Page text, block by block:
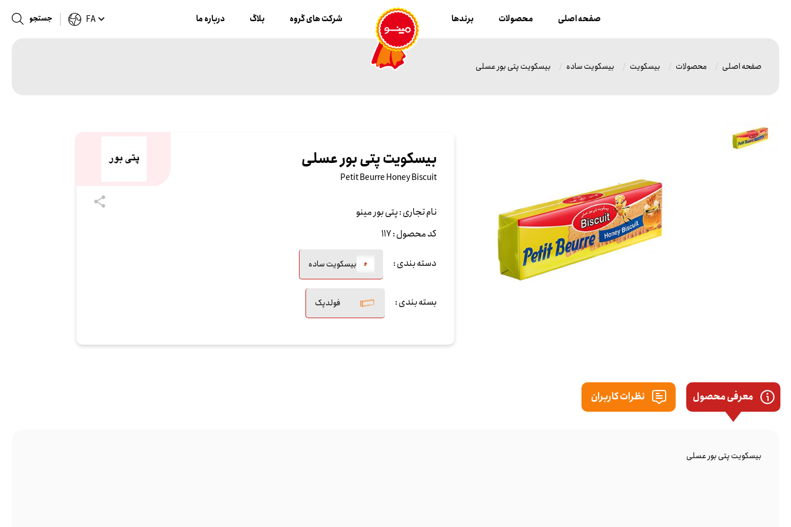
صفحه اصلی محصولات برندها شرکت های گروه بلاگ درباره ما FA جستجو
صفحه اصلی محصولات بیسکویت بیسکویت ساده بیسکویت پتی بور عسلی
بیسکویت پتی بور عسلی
Petit Beurre Honey Biscuit
نام تجاری :پتی بور مینو
کد محصول :117
دسته بندی : بیسکویت ساده
بسته بندی : فولدپک
معرفی محصول نظرات کاربران
بیسکویت پتی بور عسلی